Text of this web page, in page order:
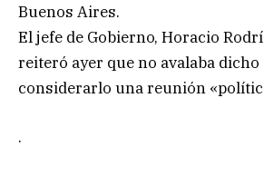
Buenos Aires.
El jefe de Gobierno, Horacio
reiteró ayer que no avalaba
considerarlo una reunión
.